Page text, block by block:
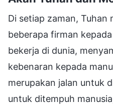
Di setiap zaman, Tuhan
beberapa firman
bekerja di dunia,
kebenaran kepada
merupakan jalan untuk
untuk ditempuh